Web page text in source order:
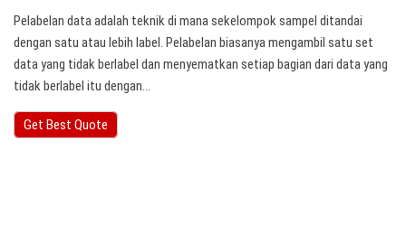
Pelabelan data adalah teknik di mana sekelompok sampel ditandai
dengan satu atau lebih label. Pelabelan biasanya mengambil satu set
data yang tidak berlabel dan menyematkan setiap bagian dari data yang
tidak berlabel itu dengan…
Get Best Quote